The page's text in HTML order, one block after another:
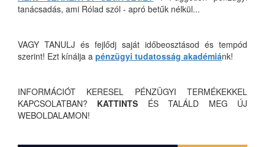
tanácsadás, ami Rólad szól - apró betűk nélkül...
VAGY TANULJ és fejlődj saját időbeosztásod és tempód
szerint! Ezt kínálja a pénzügyi tudatosság akadémiánk!
INFORMÁCIÓT KERESEL PÉNZÜGYI TERMÉKEKKEL
KAPCSOLATBAN? KATTINTS ÉS TALÁLD MEG ÚJ
WEBOLDALAMON!